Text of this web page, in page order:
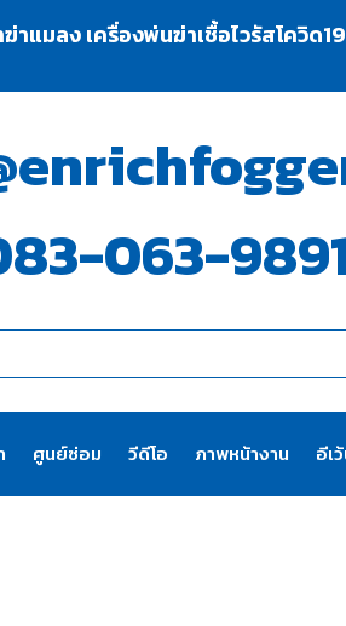
มลง เครื่องพ่นฆ่าเชื้อไวรัสโควิด19
063-
ศูนย์ซ่อม วีดีโอ ภาพหน้างาน อีเ